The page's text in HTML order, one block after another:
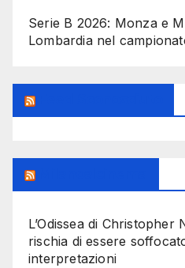
Serie B 2026: Monza e
Lombardia nel
L’Odissea di Christopher
rischia di essere
interpretazioni